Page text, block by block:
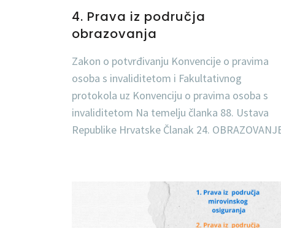
4. Prava iz područja
obrazovanja
Zakon o potvrđivanju Konvencije o pravima
osoba s invaliditetom i Fakultativnog
protokola uz Konvenciju o pravima osoba s
invaliditetom Na temelju članka 88. Ustava
Republike Hrvatske Članak 24.